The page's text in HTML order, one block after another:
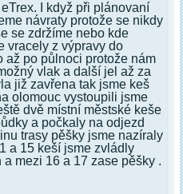
I když při plánovaní
návraty protože se nikdy
se zdržíme nebo kde
vracely z výpravy do
až po půlnoci protože nám
vlak a další jel až za
již zavřena tak jsme keš
olomouc vystoupili jsme
dvě místní městské keše
a počkaly na odjezd
trasy pěšky jsme nazíraly
a 15 keší jsme zvládly
mezi 16 a 17 zase pěšky .